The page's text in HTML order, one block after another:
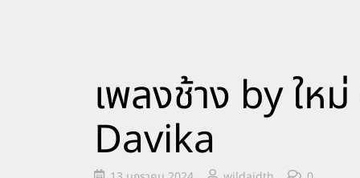
เพลงช้าง by ใ
Davika